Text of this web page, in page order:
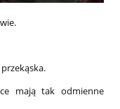
mają tak odmienne